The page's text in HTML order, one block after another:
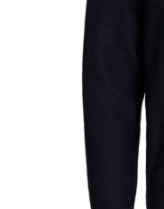
Miesten
Miesten